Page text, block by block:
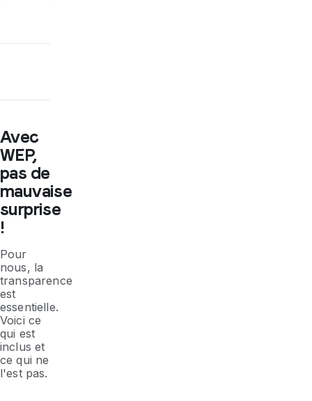
Avec
WEP,
pas de
mauvaise
surprise
!
Pour
nous, la
transparence
est
essentielle.
Voici ce
qui est
inclus et
ce qui ne
l'est pas.